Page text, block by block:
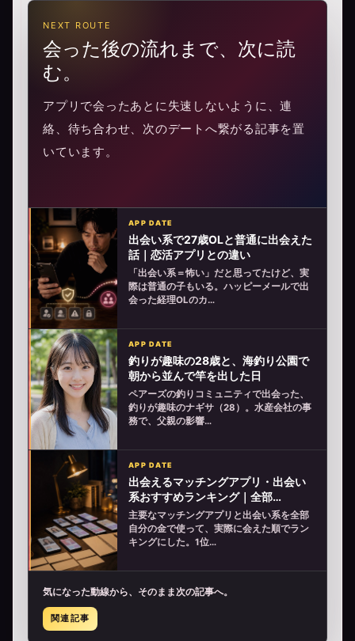
NEXT ROUTE
会った後の流れまで、次に読
む。
アプリで会ったあとに失速しないように、連
絡、待ち合わせ、次のデートへ繋がる記事を置
いています。
APP DATE
出会い系で27歳OLと普通に出会えた
話｜恋活アプリとの違い
「出会い系＝怖い」だと思ってたけど、実
際は普通の子もいる。ハッピーメールで出
会った経理OLのカ…
APP DATE
釣りが趣味の28歳と、海釣り公園で
朝から並んで竿を出した日
ペアーズの釣りコミュニティで出会った、
釣りが趣味のナギサ（28）。水産会社の事
務で、父親の影響…
APP DATE
出会えるマッチングアプリ・出会い
系おすすめランキング｜全部…
主要なマッチングアプリと出会い系を全部
自分の金で使って、実際に会えた順でラン
キングにした。1位…
気になった動線から、そのまま次の記事へ。
関連記事